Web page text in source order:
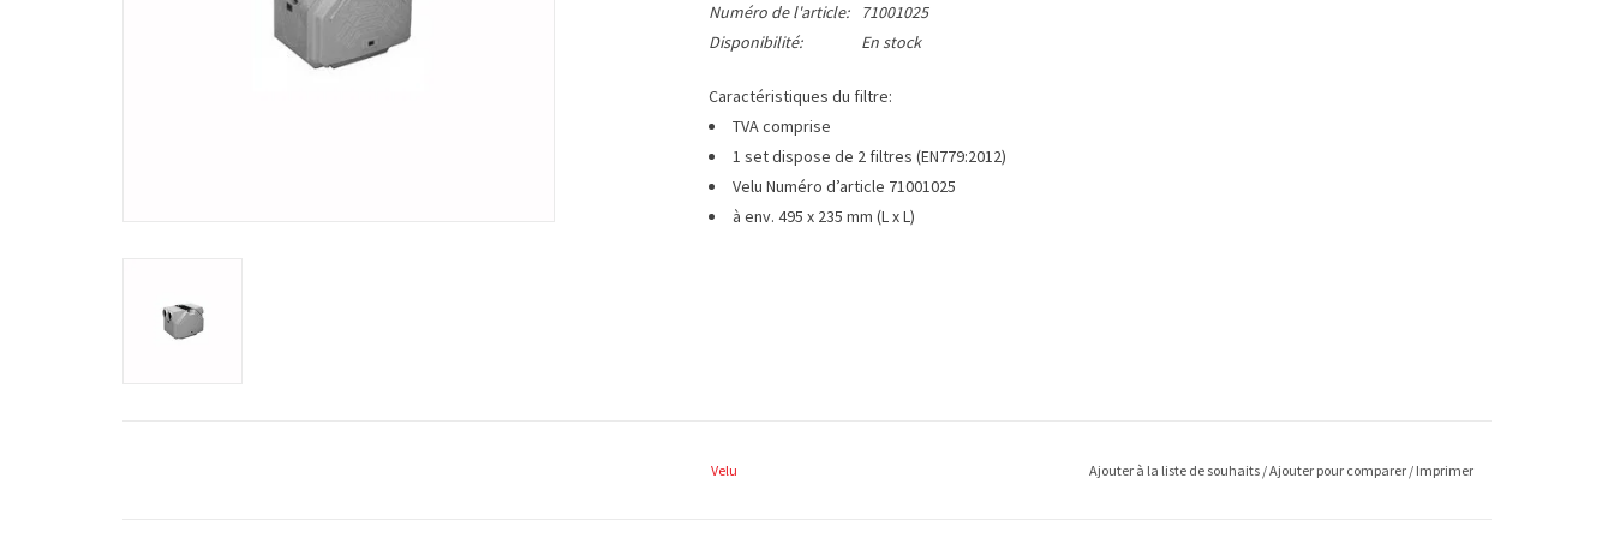
Numéro de l'article:
71001025
Disponibilité:
En stock
Caractéristiques du filtre:
TVA comprise
1 set dispose de 2 filtres (EN779:2012)
Velu Numéro d’article 71001025
à env. 495 x 235 mm (L x L)
Velu Ajouter à la liste de souhaits /Ajouter pour comparer / Imprimer